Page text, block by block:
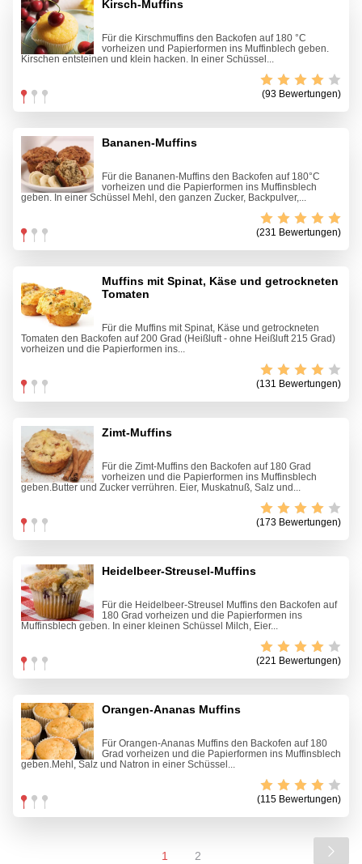
Kirsch-Muffins
Für die Kirschmuffins den Backofen auf 180 °C
vorheizen und Papierformen ins Muffinblech geben.
Kirschen entsteinen und klein hacken. In einer Schüssel...
(93 Bewertungen)
Bananen-Muffins
Für die Bananen-Muffins den Backofen auf 180°C
vorheizen und die Papierformen ins Muffinsblech
geben. In einer Schüssel Mehl, den ganzen Zucker, Backpulver,...
(231 Bewertungen)
Muffins mit Spinat, Käse und getrockneten
Tomaten
Für die Muffins mit Spinat, Käse und getrockneten
Tomaten den Backofen auf 200 Grad (Heißluft - ohne Heißluft 215 Grad)
vorheizen und die Papierformen ins...
(131 Bewertungen)
Zimt-Muffins
Für die Zimt-Muffins den Backofen auf 180 Grad
vorheizen und die Papierformen ins Muffinsblech
geben.Butter und Zucker verrühren. Eier, Muskatnuß, Salz und...
(173 Bewertungen)
Heidelbeer-Streusel-Muffins
Für die Heidelbeer-Streusel Muffins den Backofen auf
180 Grad vorheizen und die Papierformen ins
Muffinsblech geben. In einer kleinen Schüssel Milch, Eier...
(221 Bewertungen)
Orangen-Ananas Muffins
Für Orangen-Ananas Muffins den Backofen auf 180
Grad vorheizen und die Papierformen ins Muffinsblech
geben.Mehl, Salz und Natron in einer Schüssel...
(115 Bewertungen)
1 2